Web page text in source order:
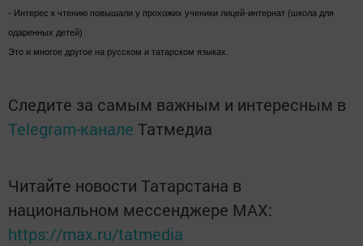
- Интерес к чтению повышали у прохожих ученики лицей-интернат (школа для
одаренных детей)
Это и многое другое на русском и татарском языках.
Следите за самым важным и интересным в
Telegram-канале Татмедиа
Читайте новости Татарстана в
национальном мессенджере MАХ:
https://max.ru/tatmedia